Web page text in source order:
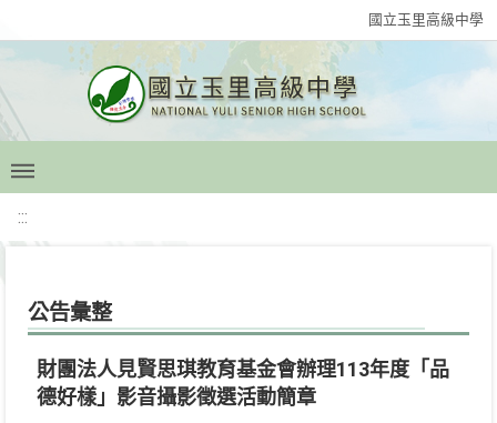
國立玉里高級中學
:::
公告彙整
財團法人見賢思琪教育基金會辦理113年度「品
德好樣」影音攝影徵選活動簡章